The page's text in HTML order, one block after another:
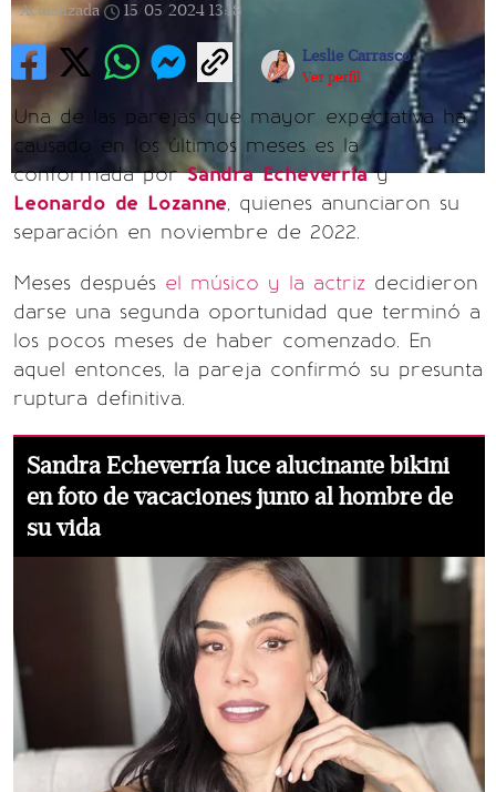
Actualizada
15/05/2024 13:18
Leslie Carrasco
Ver perfil
Una de las parejas que mayor expectativa ha
causado en los últimos meses es la
conformada porSandra Echeverríay
Leonardo de Lozanne, quienes anunciaron su
separación en noviembre de 2022.
Meses después el músico y la actriz decidieron
darse una segunda oportunidad que terminó a
los pocos meses de haber comenzado. En
aquel entonces, la pareja confirmó su presunta
ruptura definitiva.
Sandra Echeverría luce alucinante bikini
en foto de vacaciones junto al hombre de
su vida